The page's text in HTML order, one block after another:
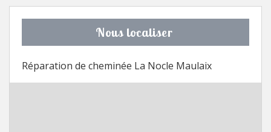
Nous localiser
Réparation de cheminée La Nocle Maulaix